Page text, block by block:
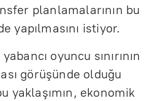
planlamalarının bu
yapılmasını istiyor.
oyuncu sınırının
görüşünde olduğu
yaklaşımın, ekonomik